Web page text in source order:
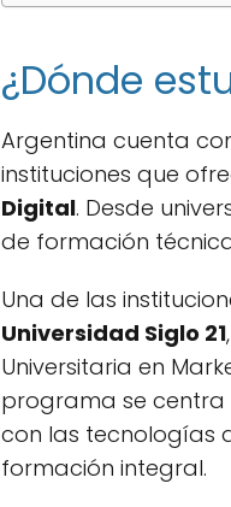
¿Dónde
Argentina cuenta
instituciones que
Digital. Desde
de formación
Una de las
Universidad Siglo 21
Universitaria en
programa se centra
con las tecnologías
formación integral.